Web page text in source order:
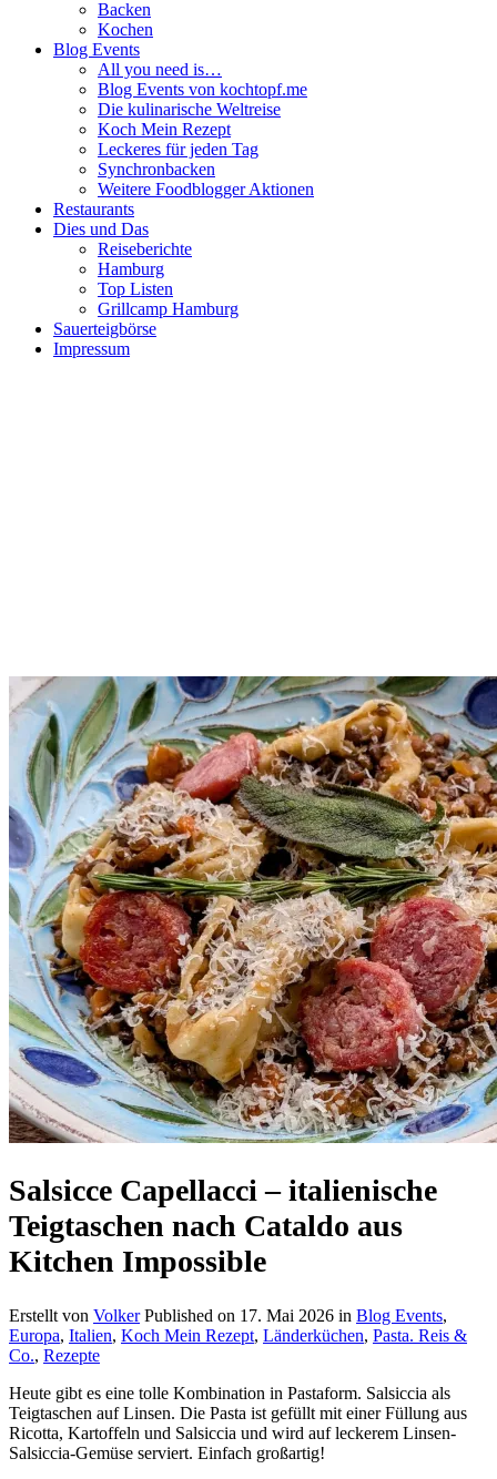
Backen
Kochen
Blog Events
All you need is…
Blog Events von kochtopf.me
Die kulinarische Weltreise
Koch Mein Rezept
Leckeres für jeden Tag
Synchronbacken
Weitere Foodblogger Aktionen
Restaurants
Dies und Das
Reiseberichte
Hamburg
Top Listen
Grillcamp Hamburg
Sauerteigbörse
Impressum
Salsicce Capellacci – italienische
Teigtaschen nach Cataldo aus
Kitchen Impossible
Erstellt von Volker Published on 17. Mai 2026 in Blog Events,
Europa, Italien, Koch Mein Rezept, Länderküchen, Pasta. Reis &
Co., Rezepte
Heute gibt es eine tolle Kombination in Pastaform. Salsiccia als
Teigtaschen auf Linsen. Die Pasta ist gefüllt mit einer Füllung aus
Ricotta, Kartoffeln und Salsiccia und wird auf leckerem Linsen-
Salsiccia-Gemüse serviert. Einfach großartig!